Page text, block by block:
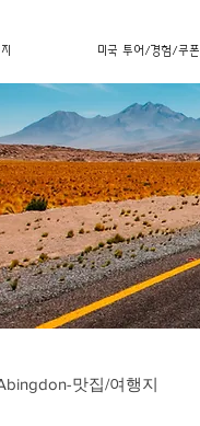
맛집/여행지
미국 투어/경험/쿠폰